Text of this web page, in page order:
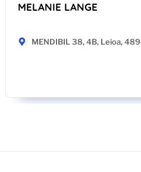
MELANIE LANGE
MENDIBIL 38, 4B, Leioa,